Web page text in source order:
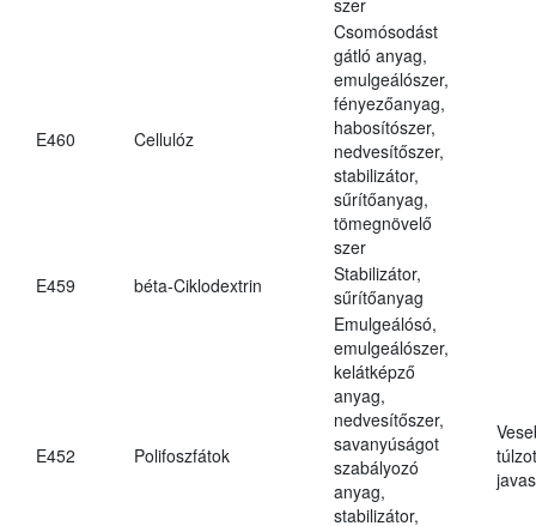
E460 Cellulóz
Csomósodást
gátló anyag,
emulgeálószer,
fényezőanyag,
habosítószer,
nedvesítőszer,
stabilizátor,
sűrítőanyag,
tömegnövelő
szer
E459
béta-Ciklodextrin
Stabilizátor,
sűrítőanyag
E452 Polifoszfátok
Emulgeálósó,
emulgeálószer,
kelátképző
anyag,
nedvesítőszer,
savanyúságot
szabályozó
anyag,
stabilizátor,